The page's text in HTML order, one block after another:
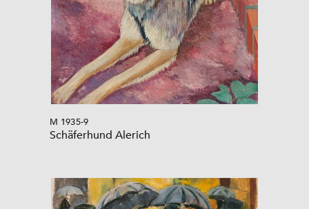
M 1935-9
Schäferhund Alerich